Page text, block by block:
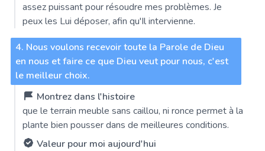
assez puissant pour résoudre mes problèmes. Je
peux les Lui déposer, afin qu'Il intervienne.
4. Nous voulons recevoir toute la Parole de Dieu
en nous et faire ce que Dieu veut pour nous, c'est
le meilleur choix.
Montrez dans l'histoire
que le terrain meuble sans caillou, ni ronce permet à la
plante bien pousser dans de meilleures conditions.
Valeur pour moi aujourd'hui